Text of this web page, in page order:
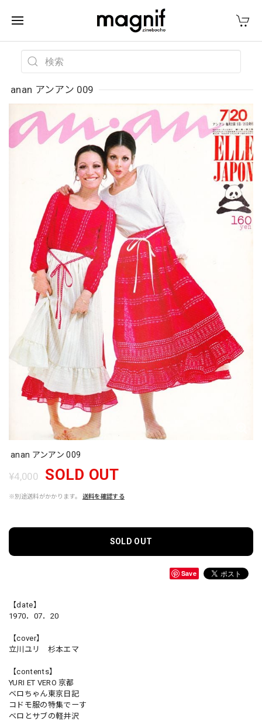
anan アンアン 009
anan アンアン 009
¥4,000 SOLD OUT
※別途送料がかかります。 送料を確認する
SOLD OUT
Save
【date】
1970．07．20
【cover】
立川ユリ 杉本エマ
【contents】
YURI ET VERO 京都
ベロちゃん東京日記
コドモ服の特集でーす
ベロとサブの軽井沢